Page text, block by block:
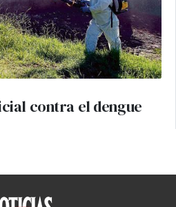
contra el dengue